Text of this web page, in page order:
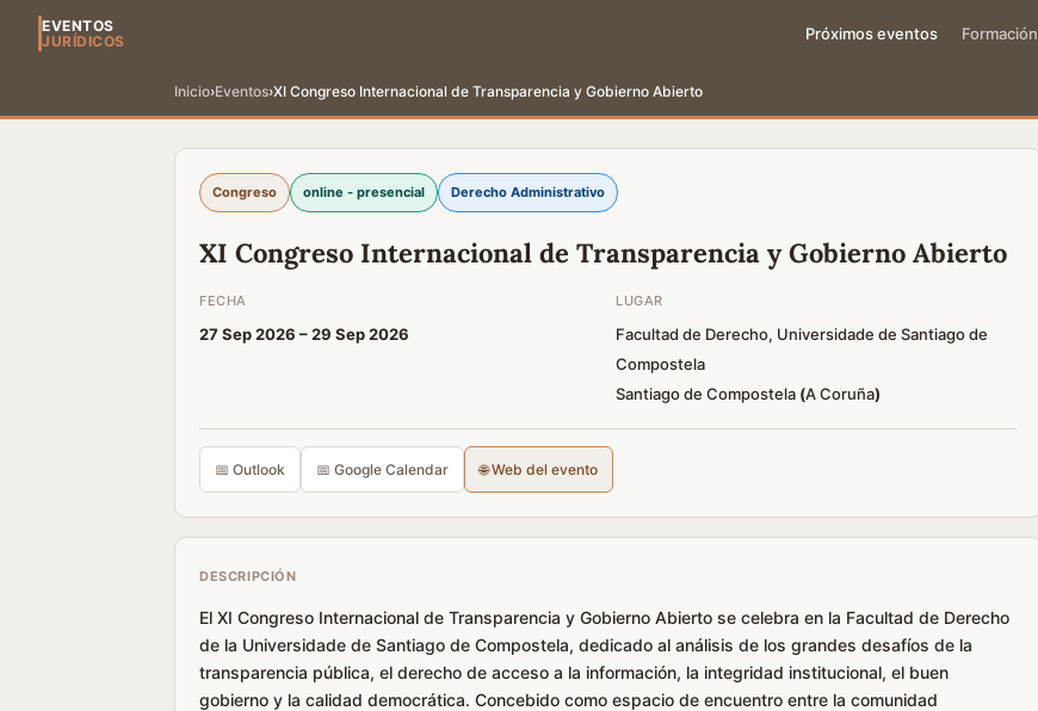
EVENTOS
JURÍDICOS
Próximos eventos Formación
Inicio›Eventos›XI Congreso Internacional de Transparencia y Gobierno Abierto
Congreso online - presencial Derecho Administrativo
XI Congreso Internacional de Transparencia y Gobierno Abierto
FECHA
27 Sep 2026 –29 Sep 2026
LUGAR
Facultad de Derecho, Universidade de Santiago de
Compostela
Santiago de Compostela (A Coruña)
📅 Outlook 📅 Google Calendar 🌐 Web del evento
DESCRIPCIÓN
El XI Congreso Internacional de Transparencia y Gobierno Abierto se celebra en la Facultad de Derecho
de la Universidade de Santiago de Compostela, dedicado al análisis de los grandes desafíos de la
transparencia pública, el derecho de acceso a la información, la integridad institucional, el buen
gobierno y la calidad democrática. Concebido como espacio de encuentro entre la comunidad